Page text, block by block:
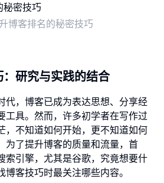
博客排名的秘密技巧
研究与实践的结合
代，博客已成为表达思想、分享经
工具。然而，许多初学者在写作过
，不知道如何开始，更不知道如何
为了提升博客的质量和流量，首
索引擎，尤其是谷歌，究竟想要什
博客技巧时最关注哪些内容。